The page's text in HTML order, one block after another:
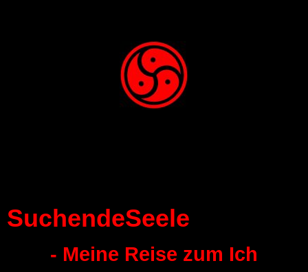
SuchendeSeele
- Meine Reise zum Ich